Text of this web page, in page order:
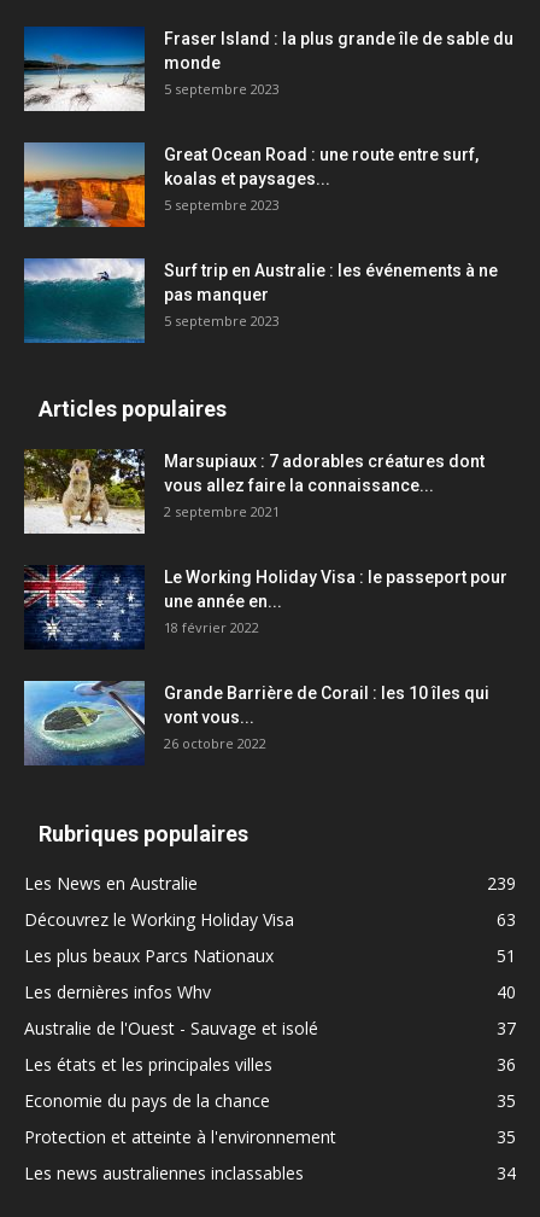
Fraser Island : la plus grande île de sable du
monde
5 septembre 2023
Great Ocean Road : une route entre surf,
koalas et paysages...
5 septembre 2023
Surf trip en Australie : les événements à ne
pas manquer
5 septembre 2023
Articles populaires
Marsupiaux : 7 adorables créatures dont
vous allez faire la connaissance...
2 septembre 2021
Le Working Holiday Visa : le passeport pour
une année en...
18 février 2022
Grande Barrière de Corail : les 10 îles qui
vont vous...
26 octobre 2022
Rubriques populaires
Les News en Australie
239
Découvrez le Working Holiday Visa
63
Les plus beaux Parcs Nationaux
51
Les dernières infos Whv
40
Australie de l'Ouest - Sauvage et isolé
37
Les états et les principales villes
36
Economie du pays de la chance
35
Protection et atteinte à l'environnement
35
Les news australiennes inclassables
34